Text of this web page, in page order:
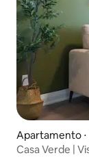
Apartamento ⋅
Casa Verde |